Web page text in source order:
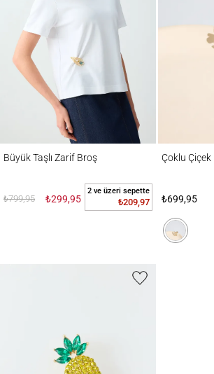
Büyük Taşlı Zarif Broş
₺799,95 ₺299,95
2 ve üzeri sepette
₺209,97
Çoklu
₺699,95